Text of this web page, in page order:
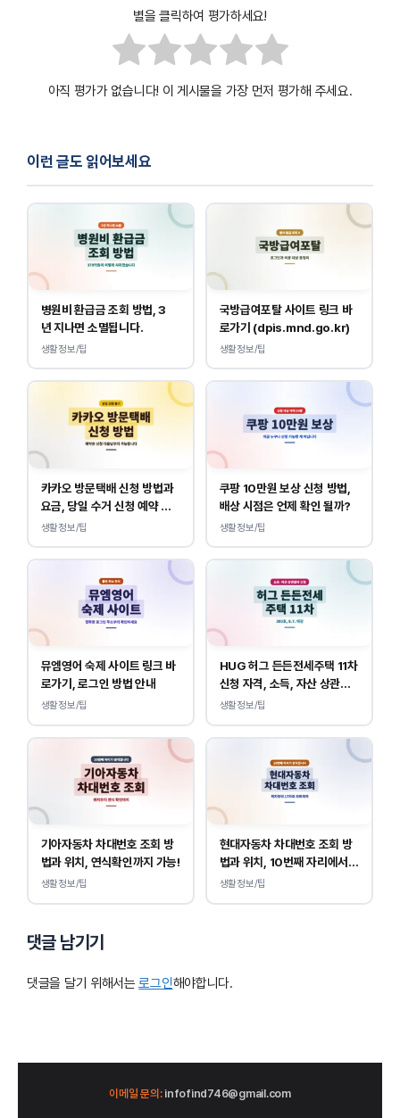
별을 클릭하여 평가하세요!
아직 평가가 없습니다! 이 게시물을 가장 먼저 평가해 주세요.
이런 글도 읽어보세요
병원비 환급금 조회 방법, 3
년 지나면 소멸됩니다.
생활정보/팁
국방급여포탈 사이트 링크 바
로가기 (dpis.mnd.go.kr)
생활정보/팁
카카오 방문택배 신청 방법과
요금, 당일 수거 신청 예약 안
내
생활정보/팁
쿠팡 10만원 보상 신청 방법,
배상 시점은 언제 확인 될까?
생활정보/팁
뮤엠영어 숙제 사이트 링크 바
로가기, 로그인 방법 안내
생활정보/팁
HUG 허그 든든전세주택 11차
신청 자격, 소득, 자산 상관없
이 가능합니다.
생활정보/팁
기아자동차 차대번호 조회 방
법과 위치, 연식확인까지 가능!
생활정보/팁
현대자동차 차대번호 조회 방
법과 위치, 10번째 자리에서
연식 확인!
생활정보/팁
댓글 남기기
댓글을 달기 위해서는로그인해야합니다.
이메일 문의:infofind746@gmail.com